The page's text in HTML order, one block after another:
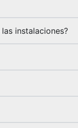
instalaciones?